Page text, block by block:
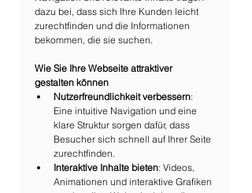
dazu bei, dass sich Ihre Kunden leicht
zurechtfinden und die Informationen
bekommen, die sie suchen.
Wie Sie Ihre Webseite attraktiver
gestalten können
Nutzerfreundlichkeit verbessern:
Eine intuitive Navigation und eine
klare Struktur sorgen dafür, dass
Besucher sich schnell auf Ihrer Seite
zurechtfinden.
Interaktive Inhalte bieten: Videos,
Animationen und interaktive Grafiken